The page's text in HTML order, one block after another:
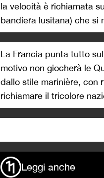
la velocità è richiamata
bandiera lusitana) che si
La Francia punta tutto
motivo non giocherà le
dallo stile marinière, con
richiamare il tricolore
Leggi anche